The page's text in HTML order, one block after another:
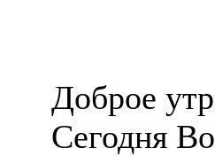
Доброе
Сегодня